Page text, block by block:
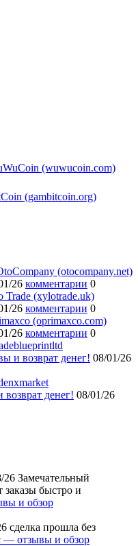
(wuwucoin.com)
(gambitcoin.org)
(otocompany.net)
26 комментарии 0
(xylotrade.uk)
26 комментарии 0
(oprimaxco.com)
26 комментарии 0
и возврат денег! 08/01/26
денег! 08/01/26
26 Замечательный
быстро и
и обзор
сделка прошла без
— отзывы и обзор